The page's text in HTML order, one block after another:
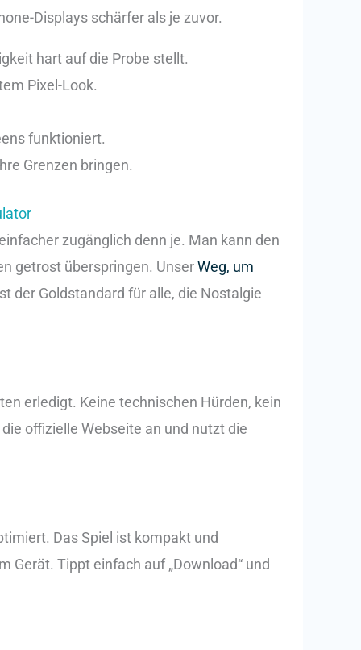
Displays schärfer als je zuvor.
hart auf die Probe stellt.
Pixel-Look.
funktioniert.
Grenzen bringen.
zugänglich denn je. Man kann den
getrost überspringen. UnserWeg, um
der Goldstandard für alle, die Nostalgie
erledigt. Keine technischen Hürden, kein
offizielle Webseite an und nutzt die
Das Spiel ist kompakt und
Gerät. Tippt einfach auf „Download“ und